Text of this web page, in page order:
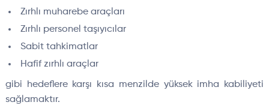
Zırhlı muharebe araçları
Zırhlı personel taşıyıcılar
Sabit tahkimatlar
Hafif zırhlı araçlar
gibi hedeflere karşı kısa menzilde yüksek imha kabiliyeti
sağlamaktır.